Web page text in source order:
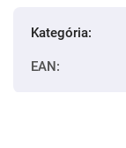
Kategória:
EAN: